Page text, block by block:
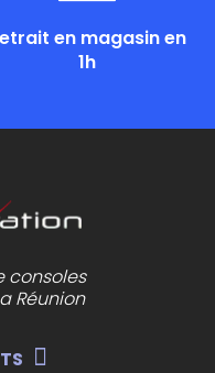
en magasin en
1h
consoles
Réunion